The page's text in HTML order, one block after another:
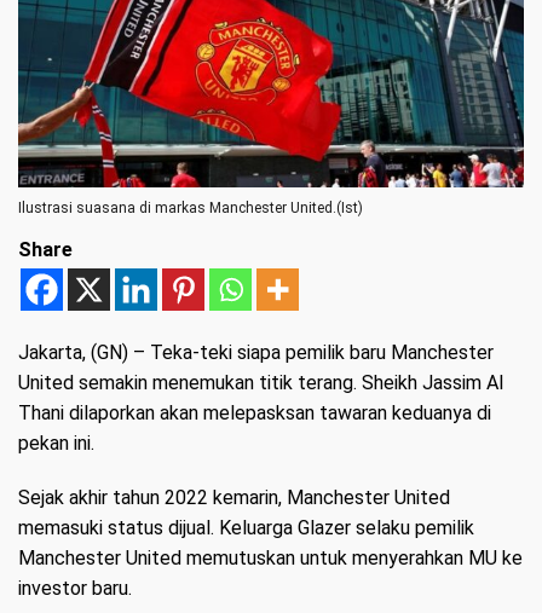
Ilustrasi suasana di markas Manchester United.(Ist)
Share
Jakarta, (GN) – Teka-teki siapa pemilik baru Manchester
United semakin menemukan titik terang. Sheikh Jassim Al
Thani dilaporkan akan melepasksan tawaran keduanya di
pekan ini.
Sejak akhir tahun 2022 kemarin, Manchester United
memasuki status dijual. Keluarga Glazer selaku pemilik
Manchester United memutuskan untuk menyerahkan MU ke
investor baru.